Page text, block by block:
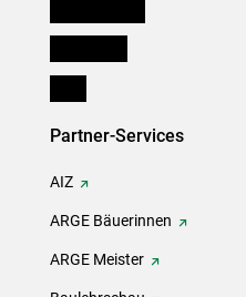
Partner-Services
AIZ
ARGE Bäuerinnen
ARGE Meister